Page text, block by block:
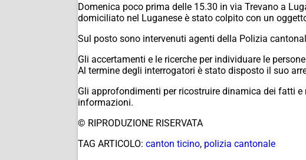
Domenica poco prima delle 15.30 in via Trevano a
domiciliato nel Luganese è stato colpito con un
Sul posto sono intervenuti agenti della Polizia
Gli accertamenti e le ricerche per individuare le
Al termine degli interrogatori è stato disposto il suo
Gli approfondimenti per ricostruire dinamica dei fatti
informazioni.
© RIPRODUZIONE RISERVATA
TAG ARTICOLO: canton ticino, polizia cantonale